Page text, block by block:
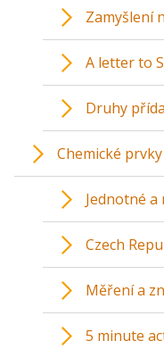
Zamyšlení
A letter to
Druhy
Chemické prvky
Jednotné
Czech
Měření a
5 minute